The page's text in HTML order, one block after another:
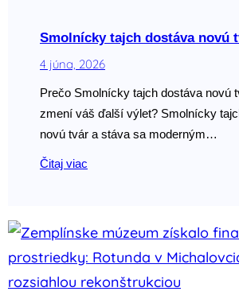
Smolnícky tajch dostáva novú
4 júna, 2026
Prečo Smolnícky tajch dostáva novú
zmení váš ďalší výlet? Smolnícky
novú tvár a stáva sa moderným…
Čitaj viac